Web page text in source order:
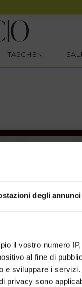
degli annunci
il vostro numero
al fine di
e sviluppare i
privacy sono
TASCHEN